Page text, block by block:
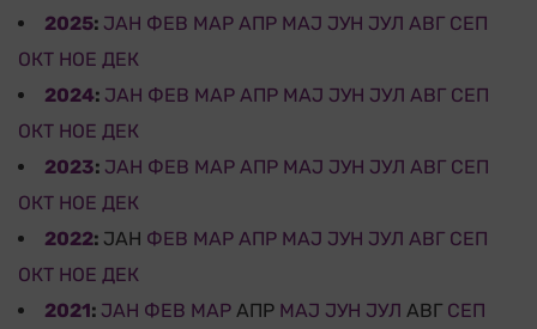
2025: ЈАН ФЕВ МАР АПР МАЈ ЈУН ЈУЛ АВГ СЕП
ОКТ НОЕ ДЕК
2024: ЈАН ФЕВ МАР АПР МАЈ ЈУН ЈУЛ АВГ СЕП
ОКТ НОЕ ДЕК
2023: ЈАН ФЕВ МАР АПР МАЈ ЈУН ЈУЛ АВГ СЕП
ОКТ НОЕ ДЕК
2022: ЈАН ФЕВ МАР АПР МАЈ ЈУН ЈУЛ АВГ СЕП
ОКТ НОЕ ДЕК
2021: ЈАН ФЕВ МАР АПР МАЈ ЈУН ЈУЛ АВГ СЕП